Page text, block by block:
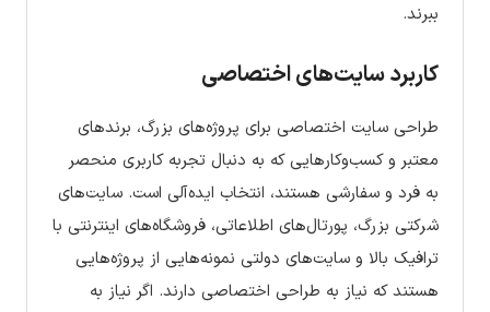
ببرند.
کاربرد سایت‌های اختصاصی
طراحی سایت اختصاصی برای پروژه‌های بزرگ، برندهای
معتبر و کسب‌وکارهایی که به دنبال تجربه کاربری منحصر
به فرد و سفارشی هستند، انتخاب ایده‌آلی است. سایت‌های
شرکتی بزرگ، پورتال‌های اطلاعاتی، فروشگاه‌های اینترنتی با
ترافیک بالا و سایت‌های دولتی نمونه‌هایی از پروژه‌هایی
هستند که نیاز به طراحی اختصاصی دارند. اگر نیاز به